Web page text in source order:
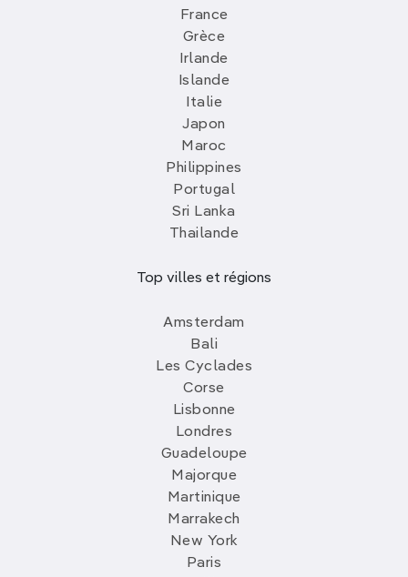
France
Grèce
Irlande
Islande
Italie
Japon
Maroc
Philippines
Portugal
Sri Lanka
Thailande
Top villes et régions
Amsterdam
Bali
Les Cyclades
Corse
Lisbonne
Londres
Guadeloupe
Majorque
Martinique
Marrakech
New York
Paris